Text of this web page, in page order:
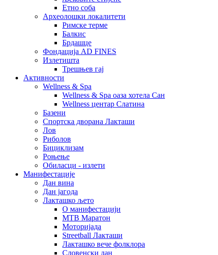
Етно соба
Археолошки локалитети
Римске терме
Балкис
Брдашце
Фондација AD FINES
Излетишта
Трешњев гај
Активности
Wellness & Spa
Wellness & Spa оаза хотела Сан
Wellness центар Слатина
Базени
Спортска дворана Лакташи
Лов
Риболов
Бициклизам
Роњење
Обиласци - излети
Манифестације
Дан вина
Дан јагода
Лакташко љето
О манифестацији
MTB Маратон
Моторијада
Streetball Лакташи
Лакташко вече фолклора
Словенски дан